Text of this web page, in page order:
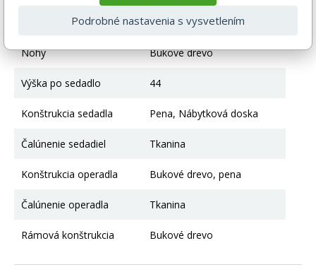
Hlavná farba Tmavý orech
Nohy Bukové drevo
Výška po sedadlo 44
Konštrukcia sedadla Pena, Nábytková doska
Čalúnenie sedadiel Tkanina
Konštrukcia operadla Bukové drevo, pena
Čalúnenie operadla Tkanina
Rámová konštrukcia Bukové drevo
Podrobné nastavenia s vysvetlením